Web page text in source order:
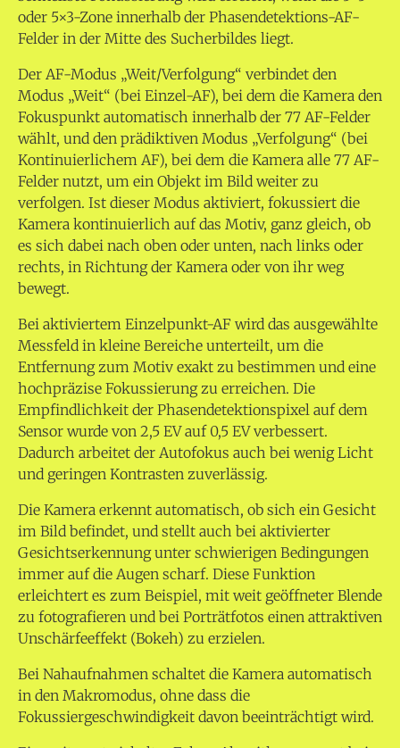
oder 5×3-Zone innerhalb der Phasendetektions-AF-
Felder in der Mitte des Sucherbildes liegt.
Der AF-Modus „Weit/Verfolgung“ verbindet den
Modus „Weit“ (bei Einzel-AF), bei dem die Kamera den
Fokuspunkt automatisch innerhalb der 77 AF-Felder
wählt, und den prädiktiven Modus „Verfolgung“ (bei
Kontinuierlichem AF), bei dem die Kamera alle 77 AF-
Felder nutzt, um ein Objekt im Bild weiter zu
verfolgen. Ist dieser Modus aktiviert, fokussiert die
Kamera kontinuierlich auf das Motiv, ganz gleich, ob
es sich dabei nach oben oder unten, nach links oder
rechts, in Richtung der Kamera oder von ihr weg
bewegt.
Bei aktiviertem Einzelpunkt-AF wird das ausgewählte
Messfeld in kleine Bereiche unterteilt, um die
Entfernung zum Motiv exakt zu bestimmen und eine
hochpräzise Fokussierung zu erreichen. Die
Empfindlichkeit der Phasendetektionspixel auf dem
Sensor wurde von 2,5 EV auf 0,5 EV verbessert.
Dadurch arbeitet der Autofokus auch bei wenig Licht
und geringen Kontrasten zuverlässig.
Die Kamera erkennt automatisch, ob sich ein Gesicht
im Bild befindet, und stellt auch bei aktivierter
Gesichtserkennung unter schwierigen Bedingungen
immer auf die Augen scharf. Diese Funktion
erleichtert es zum Beispiel, mit weit geöffneter Blende
zu fotografieren und bei Porträtfotos einen attraktiven
Unschärfeeffekt (Bokeh) zu erzielen.
Bei Nahaufnahmen schaltet die Kamera automatisch
in den Makromodus, ohne dass die
Fokussiergeschwindigkeit davon beeinträchtigt wird.